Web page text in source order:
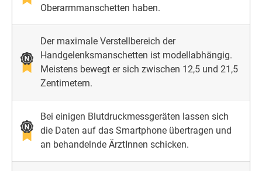
Oberarmmanschetten haben.
Der maximale Verstellbereich der
Handgelenksmanschetten ist modellabhängig.
Meistens bewegt er sich zwischen 12,5 und 21,5
Zentimetern.
Bei einigen Blutdruckmessgeräten lassen sich
die Daten auf das Smartphone übertragen und
an behandelnde ÄrztInnen schicken.